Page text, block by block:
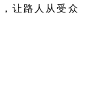
，让 路人从受众